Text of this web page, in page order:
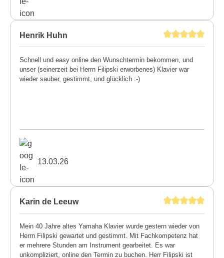
Henrik Huhn
Schnell und easy online den Wunschtermin bekommen, und
unser (seinerzeit bei Herrn Filipski erworbenes) Klavier war
wieder sauber, gestimmt, und glücklich :-)
13.03.26
Karin de Leeuw
Mein 40 Jahre altes Yamaha Klavier wurde gestern wieder von
Herrn Filipski gewartet und gestimmt. Mit Fachkompetenz hat
er mehrere Stunden am Instrument gearbeitet. Es war
unkompliziert, online den Termin zu buchen. Herr Filipski ist